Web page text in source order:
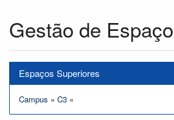
Gestão de
Espaços Superiores
Campus » C3 »